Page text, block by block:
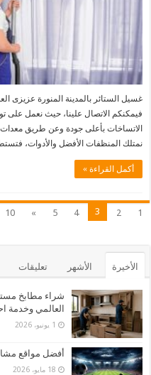
غسيل الستائر بالمدينة المنورة عزيزى
فيمكنكم الاتصال علينا، حيث نعمل على
الاتساخات بأعلى جودة وعن طريق
نمتلك المنظفات الأفضل والأدوات،
أكمل القراءة »
1
2
3
4
5
»
10
الأخيرة الأشهر تعليقات
شراء مطابخ
العالمي وخدمة
1 يونيو، 2026
أفضل مواقع
18 مايو، 2026